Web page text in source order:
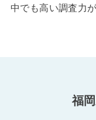
中でも高い調査力
福